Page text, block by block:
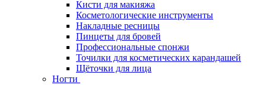
Кисти для макияжа
Косметологические инструменты
Накладные ресницы
Пинцеты для бровей
Профессиональные спонжи
Точилки для косметических карандашей
Щёточки для лица
Ногти